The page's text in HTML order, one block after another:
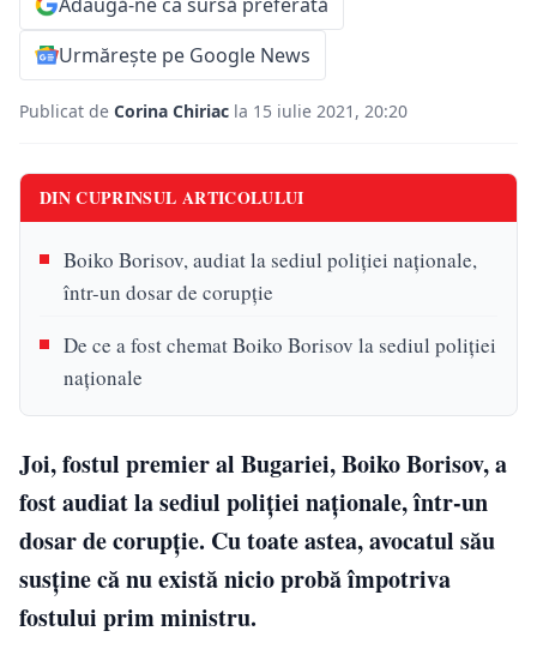
Urmărește pe Google News
Publicat de Corina Chiriac la 15 iulie 2021, 20:20
DIN CUPRINSUL ARTICOLULUI
Boiko Borisov, audiat la sediul poliției naționale,
într-un dosar de corupție
De ce a fost chemat Boiko Borisov la sediul poliției
naționale
Joi, fostul premier al Bugariei, Boiko Borisov, a
fost audiat la sediul poliției naționale, într-un
dosar de corupție. Cu toate astea, avocatul său
susține că nu există nicio probă împotriva
fostului prim ministru.